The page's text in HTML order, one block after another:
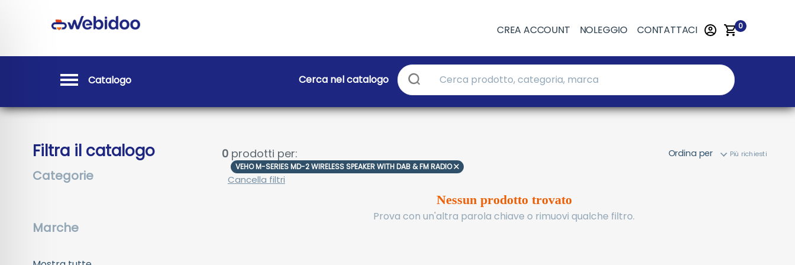
CREA ACCOUNT NOLEGGIO CONTATTACI 0
Catalogo Cerca nel catalogo
Filtra il catalogo
Categorie
Marche
0 prodotti per:
VEHO M-SERIES MD-2 WIRELESS SPEAKER WITH DAB & FM RADIO
Cancella filtri
Ordina per
Nessun prodotto trovato
Prova con un'altra parola chiave o rimuovi qualche filtro.